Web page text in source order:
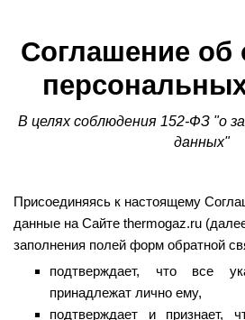
Соглашение об
В целях соблюдения 152-ФЗ "о
данных"
Присоединяясь к настоящему
данные на Сайте thermogaz.ru
заполнения полей форм обратной
подтверждает, что все
принадлежат лично ему,
подтверждает и признает,